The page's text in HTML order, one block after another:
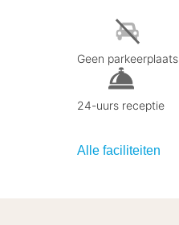
Geen parkeerplaats
24-uurs receptie
Alle faciliteiten